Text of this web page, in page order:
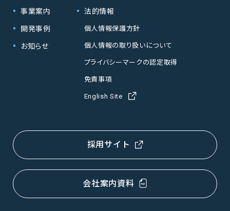
事業案内
開発事例
お知らせ
法的情報
個人情報保護方針
個人情報の取り扱いについて
プライバシーマークの認定取得
免責事項
English Site
採用サイト
会社案内資料